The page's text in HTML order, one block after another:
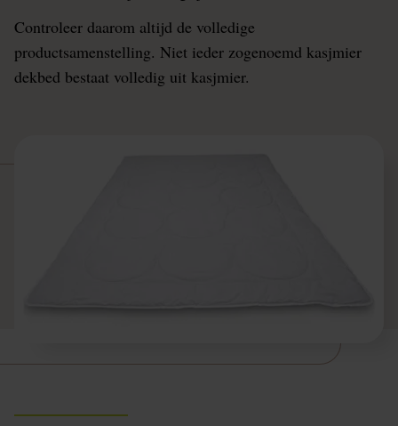
Controleer daarom altijd de volledige
productsamenstelling. Niet ieder zogenoemd kasjmier
dekbed bestaat volledig uit kasjmier.